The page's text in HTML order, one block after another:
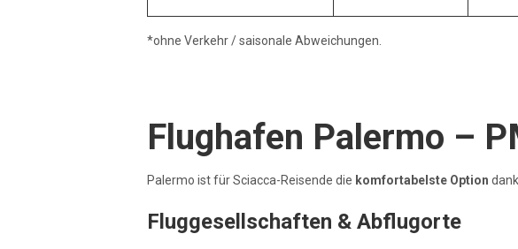
*ohne Verkehr / saisonale Abweichungen.
Flughafen Palermo –
Palermo ist für Sciacca-Reisende die komfortabelste Option
Fluggesellschaften & Abflugorte